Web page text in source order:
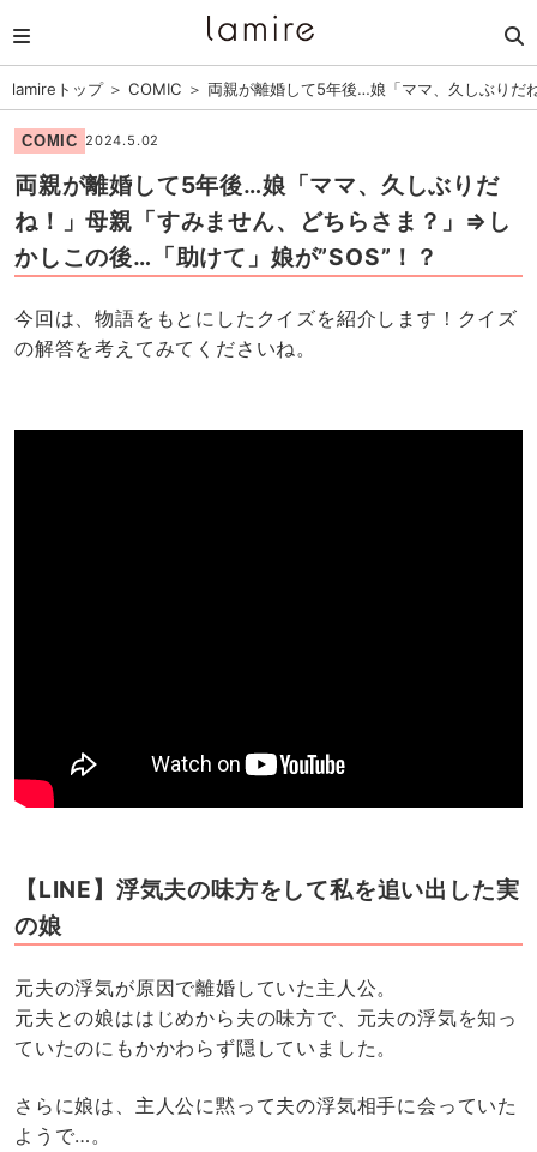
lamireトップ＞ COMIC ＞ 両親が離婚して5年後…娘「ママ、久しぶりだ
COMIC 2024.5.02
両親が離婚して5年後…娘「ママ、久しぶりだ
ね！」母親「すみません、どちらさま？」⇒し
かしこの後…「助けて」娘が”SOS”！？
今回は、物語をもとにしたクイズを紹介します！クイズ
の解答を考えてみてくださいね。
【LINE】浮気夫の味方をして私を追い出した実
の娘
元夫の浮気が原因で離婚していた主人公。
元夫との娘ははじめから夫の味方で、元夫の浮気を知っ
ていたのにもかかわらず隠していました。
さらに娘は、主人公に黙って夫の浮気相手に会っていた
ようで…。